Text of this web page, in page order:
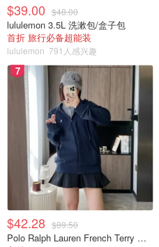
$39.00 $48.00
lululemon 3.5L 洗漱包/盒子包
首折 旅行必备超能装
lululemon 791人感兴趣
7
$42.28 $89.50
Polo Ralph Lauren French Terry 女童连帽卫衣 7-16码